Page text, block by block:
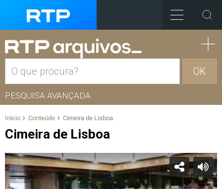
OK
PESQUISA AVANÇADA
Início Conteúdo Cimeira de Lisboa
Cimeira de Lisboa